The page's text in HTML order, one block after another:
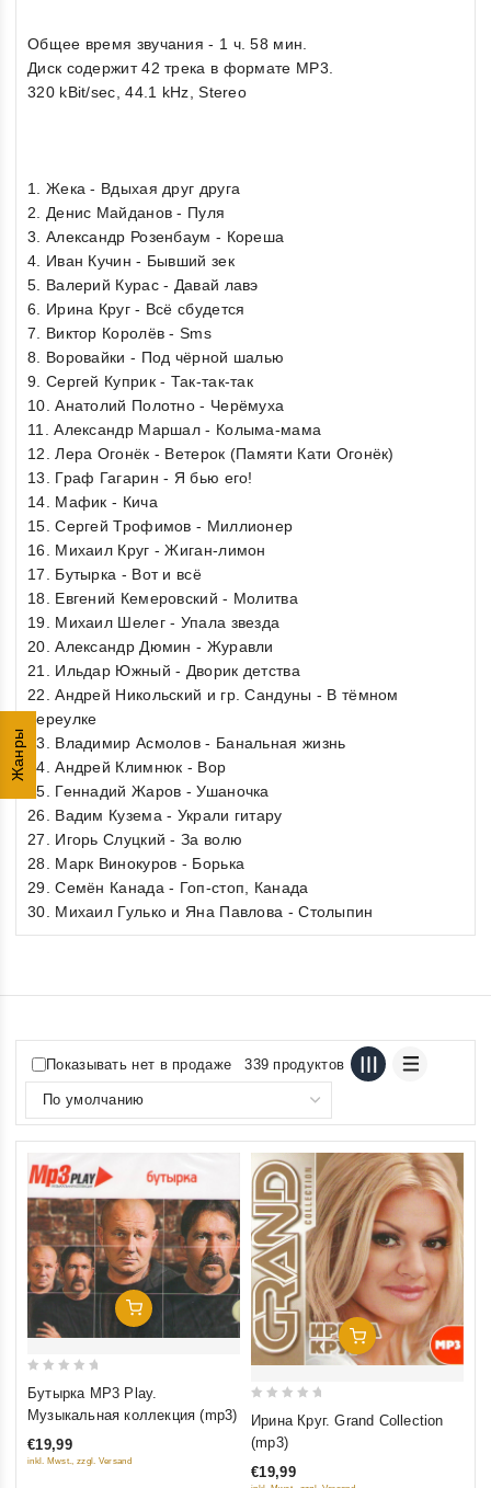
Жанры
Общее время звучания - 1 ч. 58 мин.
Диск содержит 42 трека в формате MP3.
320 kBit/sec, 44.1 kHz, Stereo
1. Жека - Вдыхая друг друга
2. Денис Майданов - Пуля
3. Александр Розенбаум - Кореша
4. Иван Кучин - Бывший зек
5. Валерий Курас - Давай лавэ
6. Ирина Круг - Всё сбудется
7. Виктор Королёв - Sms
8. Воровайки - Под чёрной шалью
9. Сергей Куприк - Так-так-так
10. Анатолий Полотно - Черёмуха
11. Александр Маршал - Колыма-мама
12. Лера Огонёк - Ветерок (Памяти Кати Огонёк)
13. Граф Гагарин - Я бью его!
14. Мафик - Кича
15. Сергей Трофимов - Миллионер
16. Михаил Круг - Жиган-лимон
17. Бутырка - Вот и всё
18. Евгений Кемеровский - Молитва
19. Михаил Шелег - Упала звезда
20. Александр Дюмин - Журавли
21. Ильдар Южный - Дворик детства
22. Андрей Никольский и гр. Сандуны - В тёмном
переулке
23. Владимир Асмолов - Банальная жизнь
24. Андрей Климнюк - Вор
25. Геннадий Жаров - Ушаночка
26. Вадим Кузема - Украли гитару
27. Игорь Слуцкий - За волю
28. Марк Винокуров - Борька
29. Семён Канада - Гоп-стоп, Канада
30. Михаил Гулько и Яна Павлова - Столыпин
Показывать нет в продаже 339 продуктов
Добавить В Корзину
out
5
Бутырка MP3 Play.
Музыкальная коллекция (mp3)
€19,99
inkl. Mwst., zzgl. Versand
Добавить В Корзину
out
5
Ирина Круг. Grand Collection
(mp3)
€19,99